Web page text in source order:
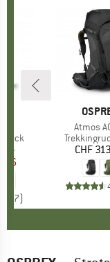
Preis
7)
Artikel
Atmos
CHF